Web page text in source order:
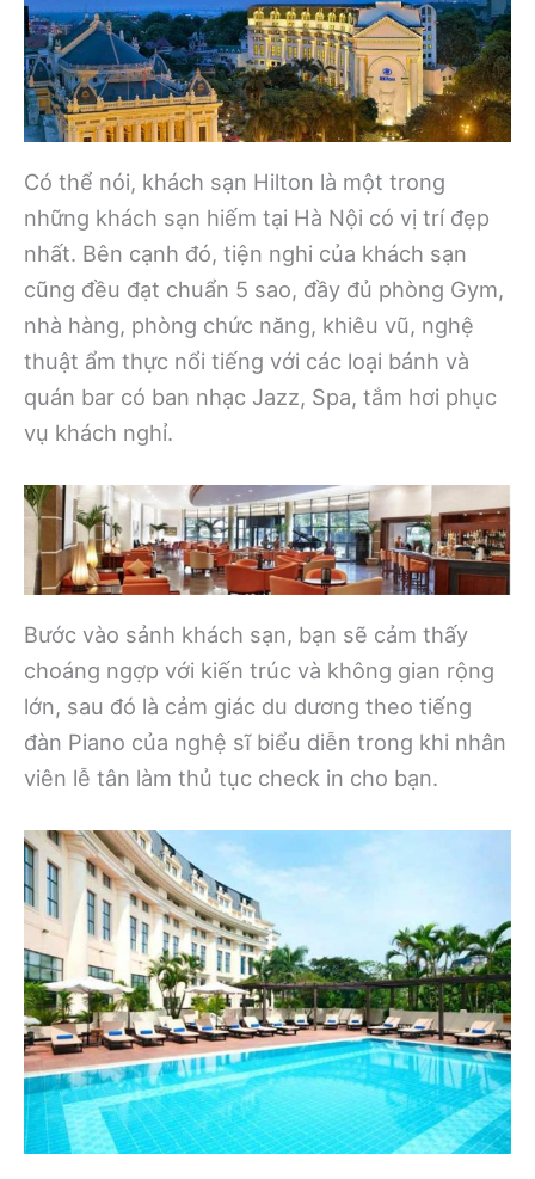
Có thể nói, khách sạn Hilton là một trong
những khách sạn hiếm tại Hà Nội có vị trí đẹp
nhất. Bên cạnh đó, tiện nghi của khách sạn
cũng đều đạt chuẩn 5 sao, đầy đủ phòng Gym,
nhà hàng, phòng chức năng, khiêu vũ, nghệ
thuật ẩm thực nổi tiếng với các loại bánh và
quán bar có ban nhạc Jazz, Spa, tắm hơi phục
vụ khách nghỉ.
Bước vào sảnh khách sạn, bạn sẽ cảm thấy
choáng ngợp với kiến trúc và không gian rộng
lớn, sau đó là cảm giác du dương theo tiếng
đàn Piano của nghệ sĩ biểu diễn trong khi nhân
viên lễ tân làm thủ tục check in cho bạn.